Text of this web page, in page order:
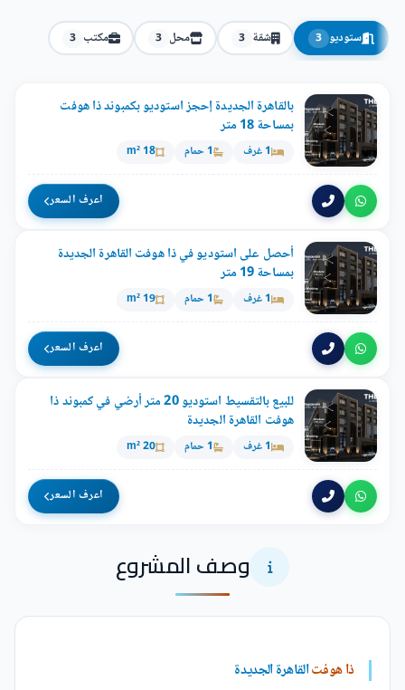
ستوديو 3 شقة 3 محل 3 مكتب 3
بالقاهرة الجديدة إحجز استوديو بكمبوند ذا هوفت
بمساحة 18 متر
1 غرف 1 حمام 18 m²
اعرف السعر
أحصل على استوديو في ذا هوفت القاهرة الجديدة
بمساحة 19 متر
1 غرف 1 حمام 19 m²
اعرف السعر
للبيع بالتقسيط استوديو 20 متر أرضي في كمبوند ذا
هوفت القاهرة الجديدة
1 غرف 1 حمام 20 m²
اعرف السعر
وصف المشروع
ذا هوفتالقاهرة الجديدة